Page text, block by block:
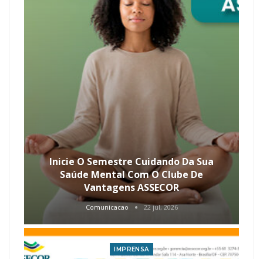
Inicie O Semestre Cuidando Da Sua
Saúde Mental Com O Clube De
Vantagens ASSECOR
Comunicacao 22 jul, 2026
IMPRENSA